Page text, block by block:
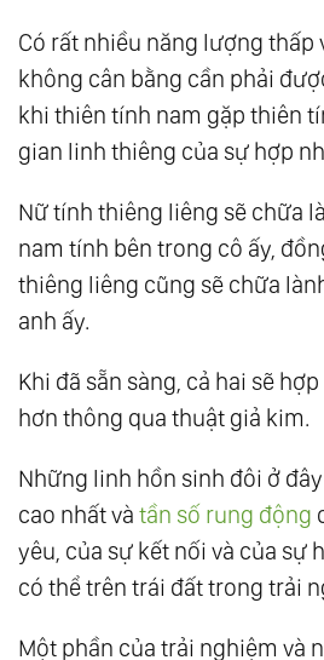
Có rất nhiều năng lượng thấp
không cân bằng cần phải
khi thiên tính nam gặp thiên
gian linh thiêng của sự hợp
Nữ tính thiêng liêng sẽ chữa
nam tính bên trong cô ấy,
thiêng liêng cũng sẽ chữa
anh ấy.
Khi đã sẵn sàng, cả hai sẽ
hơn thông qua thuật giả kim.
Những linh hồn sinh đôi ở
cao nhất và tần số rung động
yêu, của sự kết nối và của sự
có thể trên trái đất trong trải
Một phần của trải nghiệm và